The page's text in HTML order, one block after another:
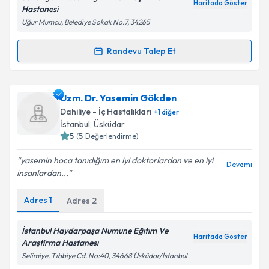
Metni
kapsamda işlenmesini kabul ediyorum.
Takvim Talebini Gönder
Hastanesi
Haritada Göster
Uğur Mumcu, Belediye Sokak No:7, 34265
Randevu Talep Et
Randevu Takvimi Talebi
Doç. Dr. Özlem Zeliha Sertiçin randevu takvimi
talebi oluşturun. Size bu uzmandan randevu almanız
için bir takvim hazırlandığında e-posta ile
bilgilendireceğiz.
E-posta Adresiniz
Kişisel verilerimin işlenmesine ilişkinAydınlatma
Metni'ni okudum ve kişisel verilerimin belirtilen
kapsamda işlenmesini kabul ediyorum.
Uzm. Dr. Yasemin Gökden
Dahiliye - İç Hastalıkları +1diğer
İstanbul, Üsküdar
5 (5 Değerlendirme)
yasemin hoca tanıdığım en iyi doktorlardan ve en iyi
insanlardan...
Devamı
Adres 1 Adres 2
İstanbul Haydarpaşa Numune Eğıtım Ve
Araştirma Hastanesı
Haritada Göster
Selimiye, Tıbbiye Cd. No:40, 34668 Üsküdar/İstanbul